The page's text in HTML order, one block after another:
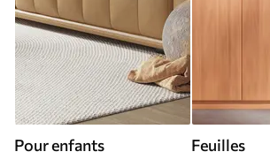
Pour enfants Feuilles